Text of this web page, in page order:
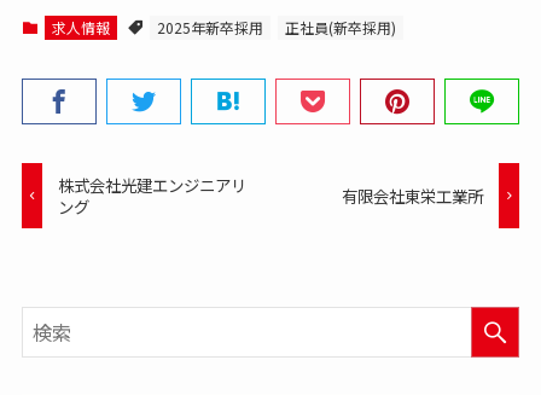
求人情報 2025年新卒採用 正社員(新卒採用)
株式会社光建エンジニアリ
ング
有限会社東栄工業所